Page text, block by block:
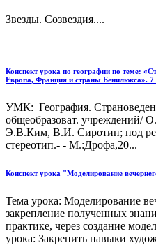
Звезды. Созвездия....
Конспект урока по географии по теме:
Европа, Франция и страны Бенилюкса». 7
УМК: География.
общеобразоват. учреждений/
Э.В.Ким, В.И. Сиротин; под
стереотип.- - М.:Дрофа,20...
Конспект урока "Моделирование
Тема урока: Моделирование
закрепление полученных
практике, через создание
урока: Закрепить навыки